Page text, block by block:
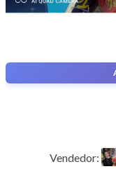
Caja
Vendedor: